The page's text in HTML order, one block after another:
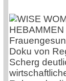
Doku von
Scherg